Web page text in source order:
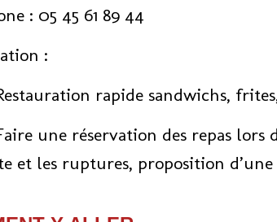
: 05 45 61 89 44
:
rapide sandwichs, frites,
réservation des repas lors
et les ruptures, proposition